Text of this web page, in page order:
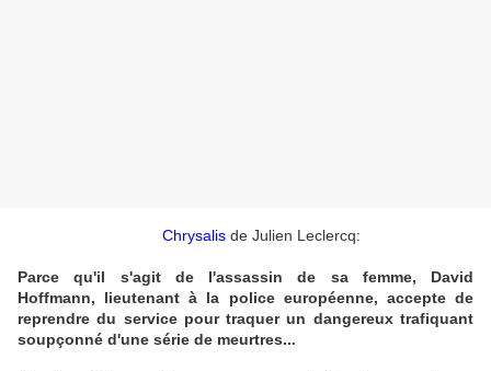
Chrysalis de Julien Leclercq:
Parce qu'il s'agit de l'assassin de sa femme, David
Hoffmann, lieutenant à la police européenne, accepte de
reprendre du service pour traquer un dangereux trafiquant
soupçonné d'une série de meurtres...